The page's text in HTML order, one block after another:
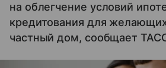
на облегчение условий
кредитования для
частный дом, сообщает